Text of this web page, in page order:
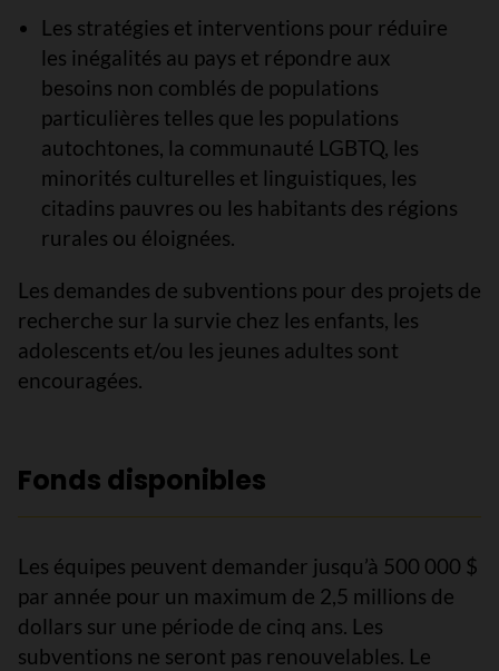
Les stratégies et interventions pour réduire
les inégalités au pays et répondre aux
besoins non comblés de populations
particulières telles que les populations
autochtones, la communauté LGBTQ, les
minorités culturelles et linguistiques, les
citadins pauvres ou les habitants des régions
rurales ou éloignées.
Les demandes de subventions pour des projets de
recherche sur la survie chez les enfants, les
adolescents et/ou les jeunes adultes sont
encouragées.
Fonds disponibles
Les équipes peuvent demander jusqu’à 500 000 $
par année pour un maximum de 2,5 millions de
dollars sur une période de cinq ans. Les
subventions ne seront pas renouvelables. Le